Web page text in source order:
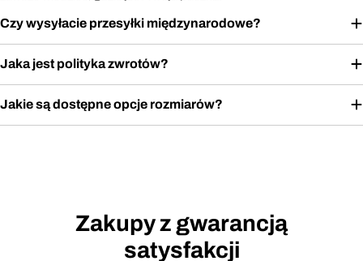
Czy wysyłacie przesyłki międzynarodowe?
Jaka jest polityka zwrotów?
Jakie są dostępne opcje rozmiarów?
Zakupy z gwarancją
satysfakcji